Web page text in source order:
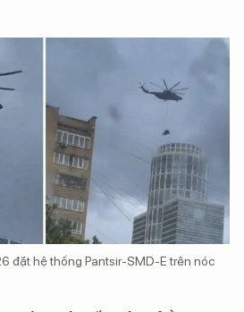
đặt hệ thống Pantsir-SMD-E trên nóc